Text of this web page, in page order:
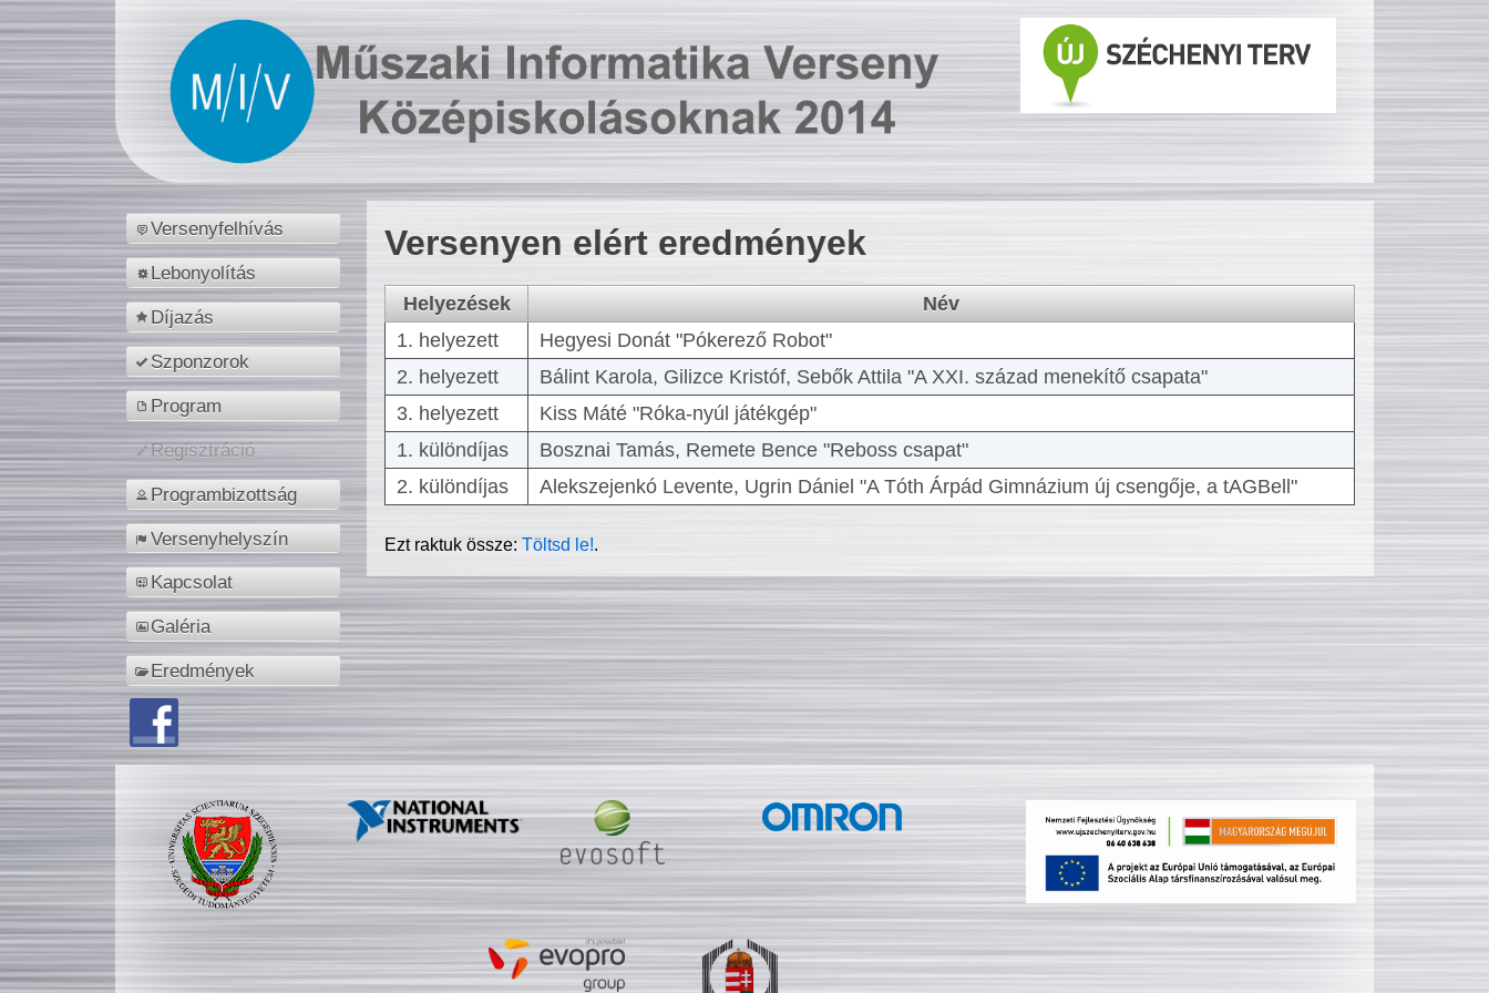
Versenyfelhívás
Lebonyolítás
Díjazás
Szponzorok
Program
Regisztráció
Programbizottság
Versenyhelyszín
Kapcsolat
Galéria
Eredmények
Versenyen elért eredmények
Helyezések
Név
1. helyezett
Hegyesi Donát "Pókerező Robot"
2. helyezett
Bálint Karola, Gilizce Kristóf, Sebők Attila "A XXI. század menekítő csapata"
3. helyezett
Kiss Máté "Róka-nyúl játékgép"
1. különdíjas
Bosznai Tamás, Remete Bence "Reboss csapat"
2. különdíjas
Alekszejenkó Levente, Ugrin Dániel "A Tóth Árpád Gimnázium új csengője, a tAGBell"
Ezt raktuk össze:Töltsd le!.